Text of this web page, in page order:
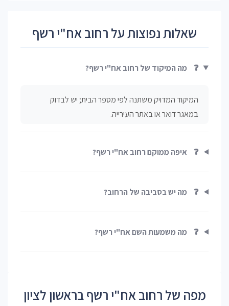
שאלות נפוצות על רחוב אח"י רשף
❓ מה המיקוד של רחוב אח"י רשף?
המיקוד המדויק משתנה לפי מספר הבית; יש לבדוק
במאגר דואר או באתר העירייה.
❓ איפה ממוקם רחוב אח"י רשף?
❓ מה יש בסביבה של הרחוב?
❓ מה משמעות השם אח"י רשף?
מפה של רחוב אח"י רשף בראשון לציון